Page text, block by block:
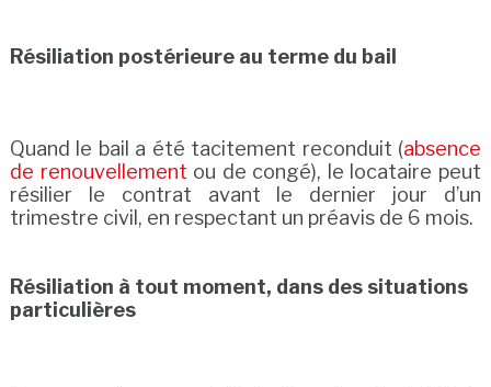
Résiliation postérieure au terme du bail
Quand le bail a été tacitement reconduit (absence
de renouvellement ou de congé), le locataire peut
résilier le contrat avant le dernier jour d’un
trimestre civil, en respectant un préavis de 6 mois.
Résiliation à tout moment, dans des situations
particulières